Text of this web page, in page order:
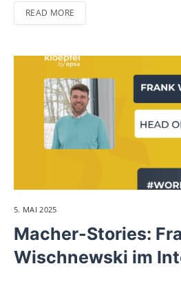
READ MORE
5. MAI 2025
Macher-Stories:
Wischnewski im